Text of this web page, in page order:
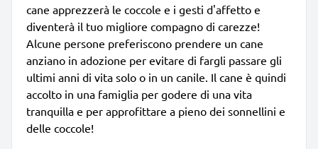
cane apprezzerà le coccole e i gesti d'affetto e
diventerà il tuo migliore compagno di carezze!
Alcune persone preferiscono prendere un cane
anziano in adozione per evitare di fargli passare gli
ultimi anni di vita solo o in un canile. Il cane è quindi
accolto in una famiglia per godere di una vita
tranquilla e per approfittare a pieno dei sonnellini e
delle coccole!